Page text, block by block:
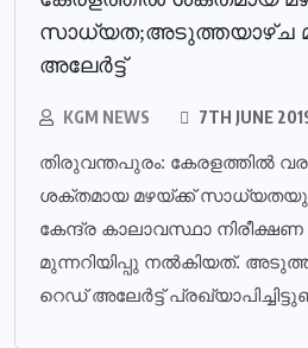
സാധ്യത;അടുത്തയാഴ്ച
അലേര്‍ട്ട്
KGM NEWS 7TH JUNE
തിരുവന്തപുരം: കേരളത്തില്‍
ശക്തമായ മഴയ്ക്ക്
കേന്ദ്ര കാലാവസ്ഥാ
മുന്നറിയിപ്പു നല്‍കിയത്.
റെഡ് അലേര്‍ട്ട്